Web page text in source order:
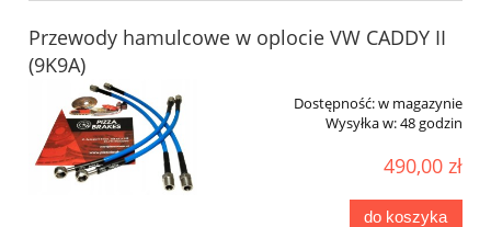
Przewody hamulcowe w oplocie VW CADDY II
(9K9A)
Dostępność:w magazynie
Wysyłka w:48 godzin
490,00 zł
do koszyka